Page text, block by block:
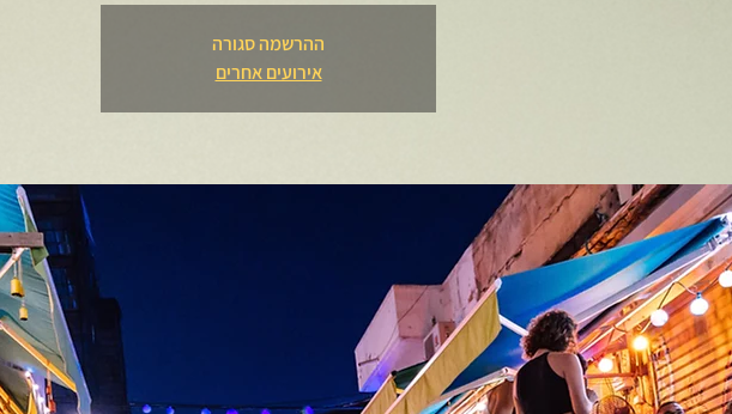
ההרשמה סגורה
אירועים אחרים